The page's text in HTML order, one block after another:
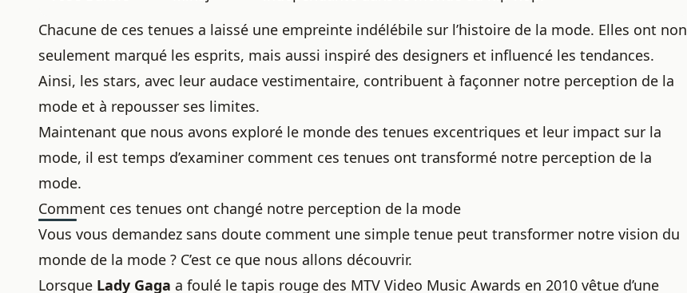
Chacune de ces tenues a laissé une empreinte indélébile sur l’histoire de la mode. Elles ont non
seulement marqué les esprits, mais aussi inspiré des designers et influencé les tendances.
Ainsi, les stars, avec leur audace vestimentaire, contribuent à façonner notre perception de la
mode et à repousser ses limites.
Maintenant que nous avons exploré le monde des tenues excentriques et leur impact sur la
mode, il est temps d’examiner comment ces tenues ont transformé notre perception de la
mode.
Comment ces tenues ont changé notre perception de la mode
Vous vous demandez sans doute comment une simple tenue peut transformer notre vision du
monde de la mode ? C’est ce que nous allons découvrir.
Lorsque Lady Gaga a foulé le tapis rouge des MTV Video Music Awards en 2010 vêtue d’une